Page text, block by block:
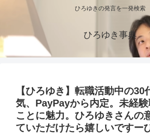
ひろゆきの発言を一発検索
ひろゆき事典
【ひろゆき】転職活動中の30
気、PayPayから内定。未経
ことに魅力。ひろゆきさんの
ていただけたら嬉しいですー